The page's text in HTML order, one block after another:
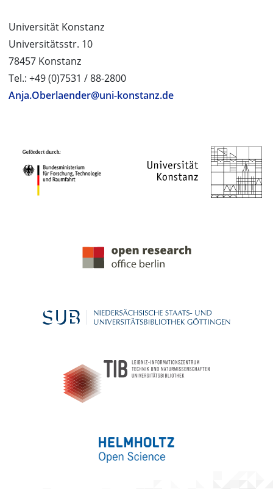
Universität Konstanz
Universitätsstr. 10
78457 Konstanz
Tel.: +49 (0)7531 / 88-2800
Anja.Oberlaender@uni-konstanz.de